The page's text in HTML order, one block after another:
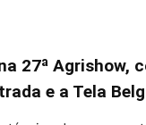
27ª Agrishow,
e a Tela